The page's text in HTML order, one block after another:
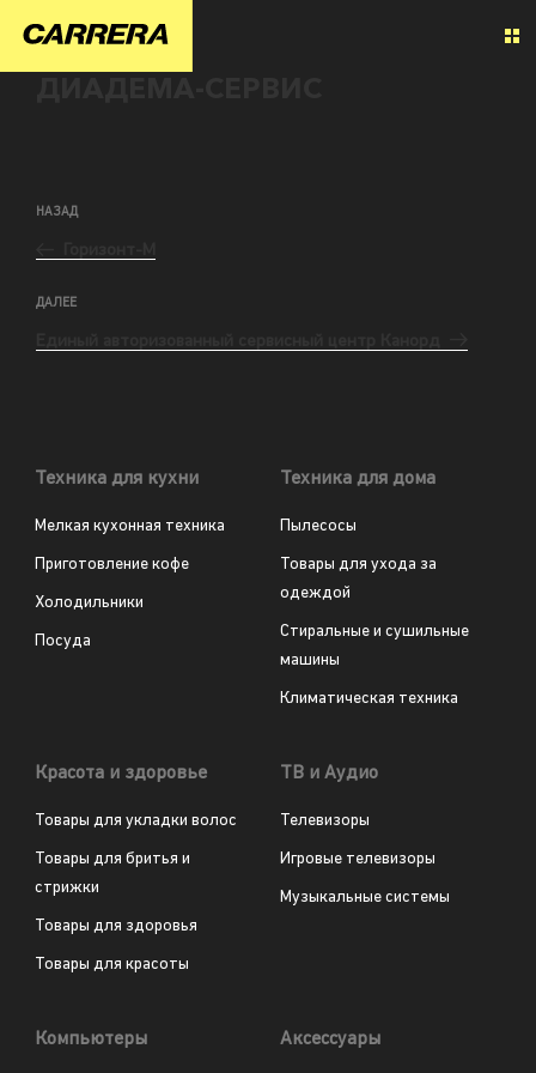
НАЗАД
ДАЛЕЕ
Техника для кухни
Мелкая кухонная техника
Приготовление кофе
Холодильники
Посуда
Техника для дома
Пылесосы
Товары для ухода за
одеждой
Стиральные и сушильные
машины
Климатическая техника
Красота и здоровье
Товары для укладки волос
Товары для бритья и
стрижки
Товары для здоровья
Товары для красоты
ТВ и Аудио
Телевизоры
Игровые телевизоры
Музыкальные системы
Компьютеры Аксессуары